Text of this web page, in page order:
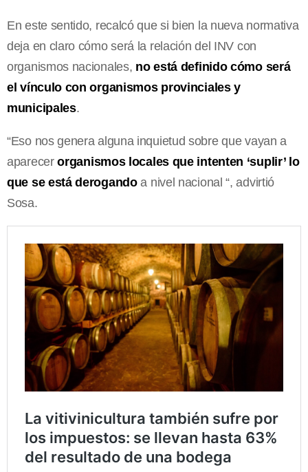
En este sentido, recalcó que si bien la nueva normativa
deja en claro cómo será la relación del INV con
organismos nacionales, no está definido cómo será
el vínculo con organismos provinciales y
municipales.
“Eso nos genera alguna inquietud sobre que vayan a
aparecerorganismos locales que intenten ‘suplir’ lo
que se está derogandoa nivel nacional “, advirtió
Sosa.